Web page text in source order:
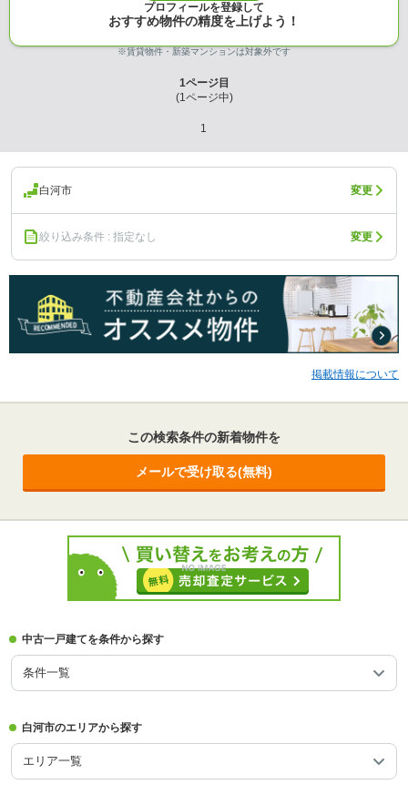
プロフィールを登録して
おすすめ物件の精度を上げよう！
※賃貸物件・新築マンションは対象外です
1ページ目
(1ページ中)
1
白河市 変更
絞り込み条件 : 指定なし 変更
掲載情報について
この検索条件の新着物件を
メールで受け取る(無料)
中古一戸建てを条件から探す
条件一覧
白河市のエリアから探す
エリア一覧